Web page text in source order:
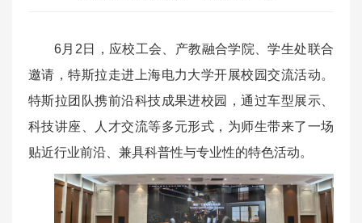
6月2日，应校工会、产教融合学院、学生处联合
邀请，特斯拉走进上海电力大学开展校园交流活动。
特斯拉团队携前沿科技成果进校园，通过车型展示、
科技讲座、人才交流等多元形式，为师生带来了一场
贴近行业前沿、兼具科普性与专业性的特色活动。